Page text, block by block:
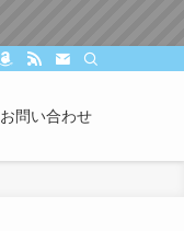
お問い合わせ